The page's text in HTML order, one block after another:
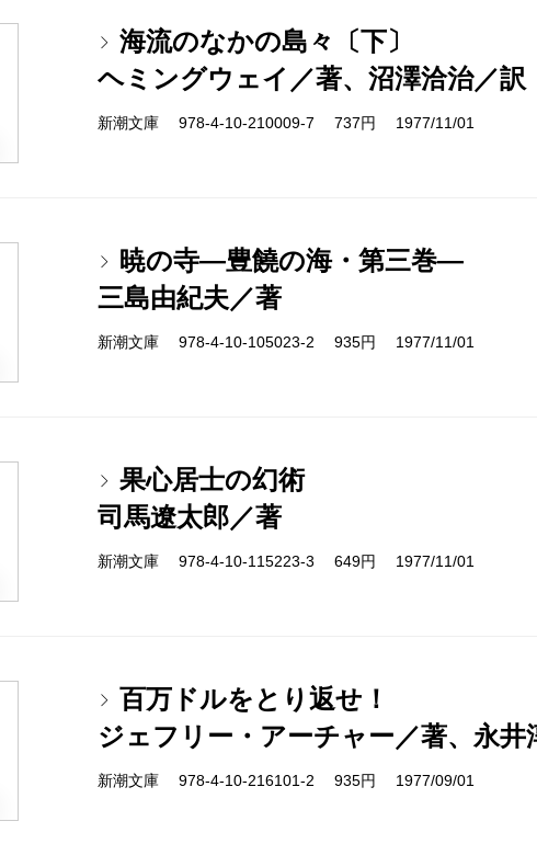
海流のなかの島々〔下〕
ヘミングウェイ／著、沼澤洽治／訳
新潮文庫 978-4-10-210009-7 737円 1977/11/01
暁の寺―豊饒の海・第三巻―
三島由紀夫／著
新潮文庫 978-4-10-105023-2 935円 1977/11/01
果心居士の幻術
司馬遼太郎／著
新潮文庫 978-4-10-115223-3 649円 1977/11/01
百万ドルをとり返せ！
ジェフリー・アーチャー／著、永井
新潮文庫 978-4-10-216101-2 935円 1977/09/01